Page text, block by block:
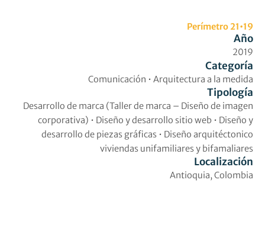
Perímetro 21•19
Año
2019
Categoría
Comunicación • Arquitectura a la medida
Tipología
Desarrollo de marca (Taller de marca – Diseño de imagen
corporativa) • Diseño y desarrollo sitio web • Diseño y
desarrollo de piezas gráficas • Diseño arquitéctonico
viviendas unifamiliares y bifamaliares
Localización
Antioquia, Colombia